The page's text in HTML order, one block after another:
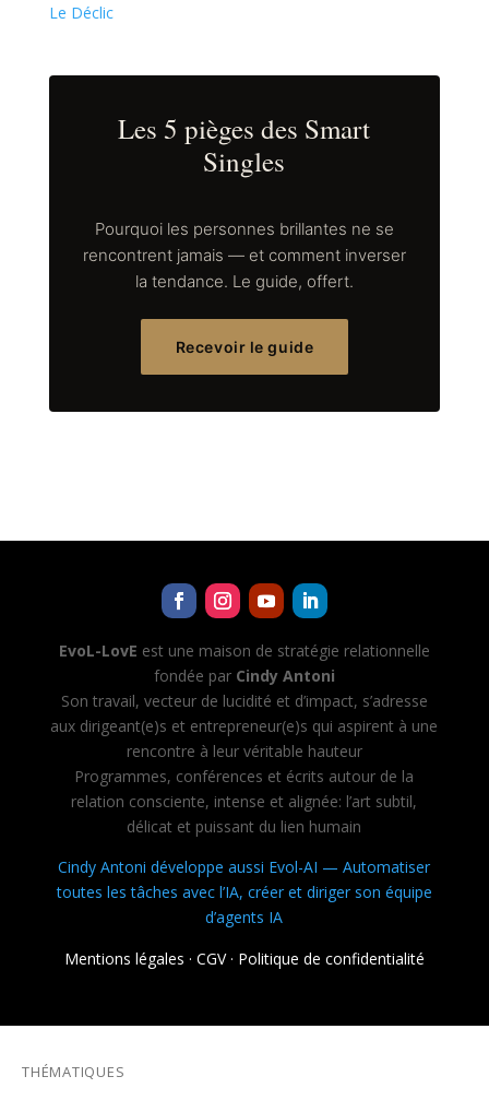
Le Déclic
Les 5 pièges des Smart
Singles
Pourquoi les personnes brillantes ne se
rencontrent jamais — et comment inverser
la tendance. Le guide, offert.
Recevoir le guide
EvoL-LovE est une maison de stratégie relationnelle
fondée par Cindy Antoni
Son travail, vecteur de lucidité et d’impact, s’adresse
aux dirigeant(e)s et entrepreneur(e)s qui aspirent à une
rencontre à leur véritable hauteur
Programmes, conférences et écrits autour de la
relation consciente, intense et alignée: l’art subtil,
délicat et puissant du lien humain
Cindy Antoni développe aussi Evol-AI — Automatiser
toutes les tâches avec l’IA, créer et diriger son équipe
d’agents IA
Mentions légales · CGV· Politique de confidentialité
THÉMATIQUES